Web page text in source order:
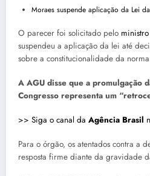
Moraes suspende aplicação da Lei
O parecer foi solicitado pelo
suspendeu a aplicação da lei até
sobre a constitucionalidade da
A AGU disse que a promulgação
Congresso representa um
>> Siga o canal da Agência Brasil
Para o órgão, os atentados contra a
resposta firme diante da gravidade